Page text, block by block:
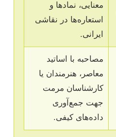
معنایی، نمادها و
استعاره‌ها در نقاشی
ایرانی.
مصاحبه با اساتید
معاصر، هنرمندان یا
کارشناسان مرمت
جهت جمع‌آوری
داده‌های کیفی.